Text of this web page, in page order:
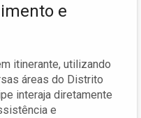
e
itinerante, utilizando
áreas do Distrito
interaja diretamente
e